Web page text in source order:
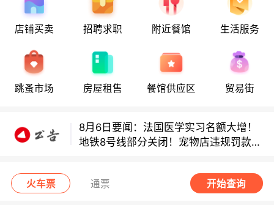
店铺买卖 招聘求职 附近餐馆 生活服务
跳蚤市场 房屋租售 餐馆供应区 贸易街
8月6日要闻：法国医学实习名额大增！
地铁8号线部分关闭！宠物店违规罚款出
炉！
巴黎地铁音乐家海选启动！
地铁8号线部分关闭！宠物店违规罚款出
炉！
火车票 通票 开始查询